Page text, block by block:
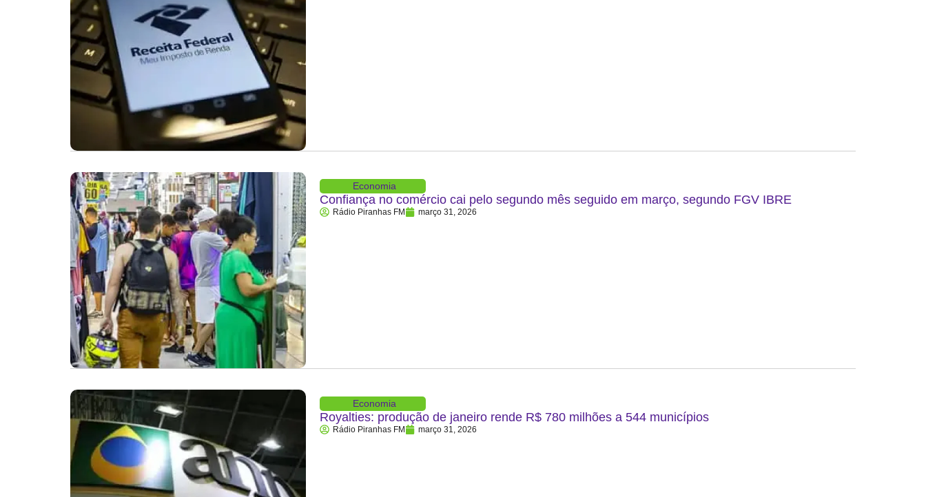
Economia
Confiança no comércio cai pelo segundo mês seguido em março, segundo FGV IBRE
Rádio Piranhas FM março 31, 2026
Economia
Royalties: produção de janeiro rende R$ 780 milhões a 544 municípios
Rádio Piranhas FM março 31, 2026